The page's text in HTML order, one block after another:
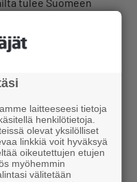
pysyvät puussa
noutavat
on kaadettu yleensä
laitteeseesi tietoja
henkilötietoja.
olevat yksilölliset
linkkiä voit hyväksyä
oikeutettujen etujen
myöhemmin
välitetään